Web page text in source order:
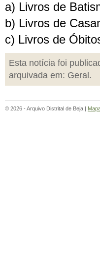
a) Livros de
b) Livros de
c) Livros de
Esta notícia foi
arquivada em: Geral .
© 2026 - Arquivo Distrital de Beja |